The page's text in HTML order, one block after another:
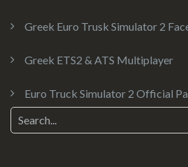
Greek Euro Trusk Simulator 2
Greek ETS2 & ATS Multiplayer
Euro Truck Simulator 2 Official